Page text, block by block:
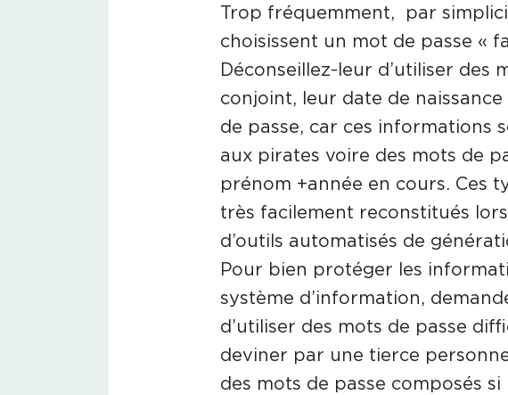
Trop fréquemment, par
choisissent un mot de passe «
Déconseillez-leur d’utiliser des
conjoint, leur date de
de passe, car ces informations
aux pirates voire des mots de
prénom +année en cours. Ces
très facilement reconstitués
d’outils automatisés de
Pour bien protéger les
système d’information,
d’utiliser des mots de passe
deviner par une tierce
des mots de passe composés